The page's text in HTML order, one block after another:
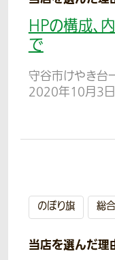
HPの構成、
で
守谷市けやき台
2020年10月3日
のぼり旗 総
当店を選んだ理